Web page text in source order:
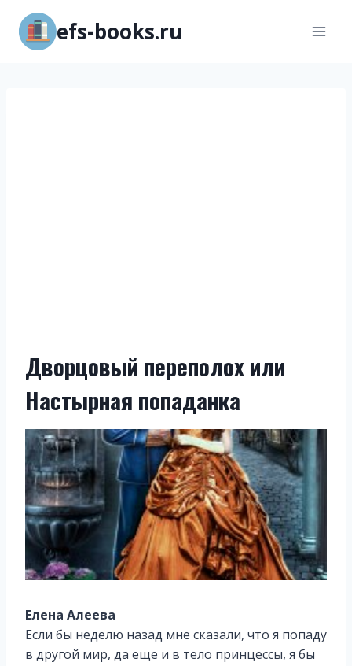
Перейти
содержимому
efs-books.ru
Дворцовый переполох или
Настырная попаданка
Елена Алеева
Если бы неделю назад мне сказали, что я попаду
в другой мир, да еще и в тело принцессы, я бы